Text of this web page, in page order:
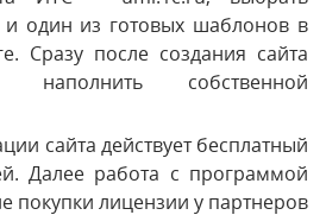
один из готовых шаблонов в
Сразу после создания сайта
собственной
сайта действует бесплатный
Далее работа с программой
покупки лицензии у партнеров